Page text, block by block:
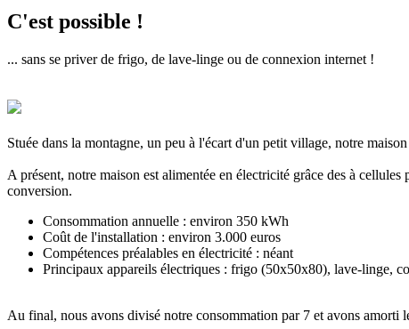
C'est possible !
... sans se priver de frigo, de lave-linge ou de connexion internet !
Stuée dans la montagne, un peu à l'écart d'un petit village, notre
A présent, notre maison est alimentée en électricité grâce des à
conversion.
Consommation annuelle : environ 350 kWh
Coût de l'installation : environ 3.000 euros
Compétences préalables en électricité : néant
Principaux appareils électriques : frigo (50x50x80), lave-linge,
Au final, nous avons divisé notre consommation par 7 et avons amorti